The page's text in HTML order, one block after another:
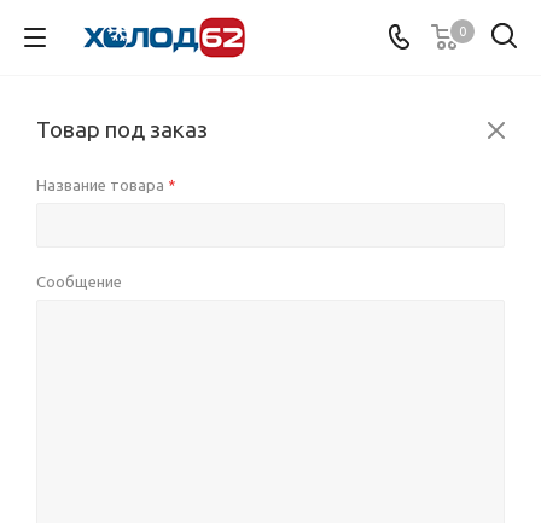
0
Товар под заказ
Название товара *
Сообщение